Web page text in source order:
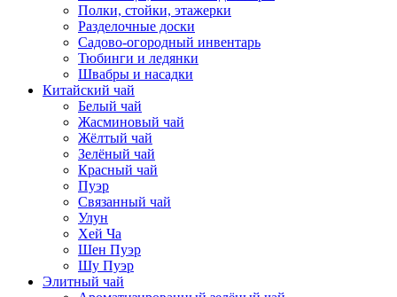
Полки, стойки, этажерки
Разделочные доски
Садово-огородный инвентарь
Тюбинги и ледянки
Швабры и насадки
Китайский чай
Белый чай
Жасминовый чай
Жёлтый чай
Зелёный чай
Красный чай
Пуэр
Связанный чай
Улун
Хей Ча
Шен Пуэр
Шу Пуэр
Элитный чай